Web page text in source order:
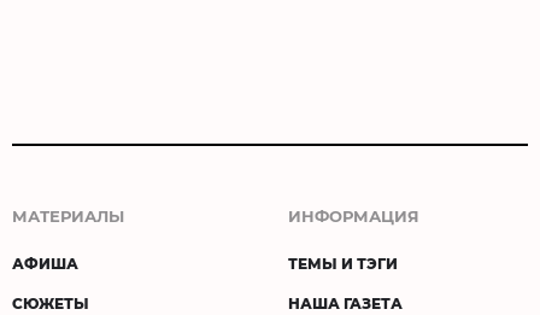
МАТЕРИАЛЫ
АФИША
СЮЖЕТЫ
ИНФОРМАЦИЯ
ТЕМЫ И ТЭГИ
НАША ГАЗЕТА